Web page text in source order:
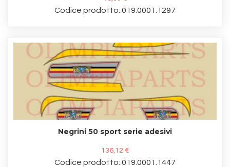
Codice prodotto: 019.0001.1297
Negrini 50 sport serie adesivi
136,12 €
Codice prodotto: 019.0001.1447